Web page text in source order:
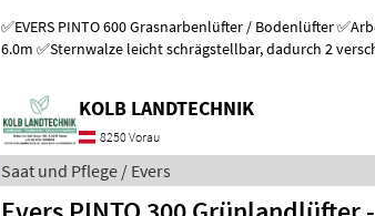
✅EVERS PINTO 600 Grasnarbenlüfter / Bodenlüfter ✅Arbeitsbreite
6.0m ✅Sternwalze leicht schrägstellbar, dadurch 2 verschieden
KOLB LANDTECHNIK
8250 Vorau
Saat und Pflege / Evers